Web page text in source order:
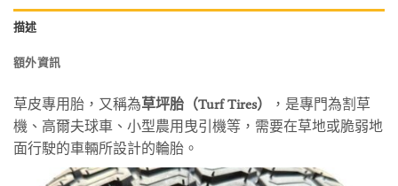
描述
額外資訊
草皮專用胎，又稱為草坪胎（Turf Tires）
，是專門為割草
機、高爾夫球車、小型農用曳引機等，需要在草地或脆弱地
面行駛的車輛所設計的輪胎。